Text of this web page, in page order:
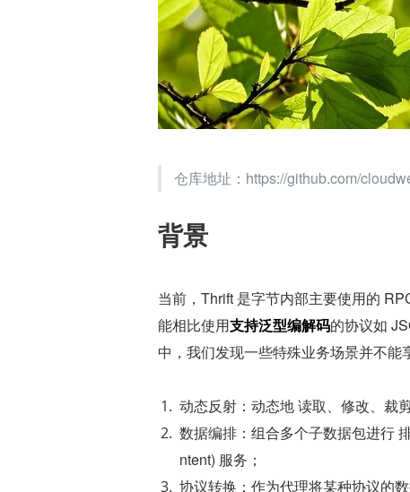
仓库地址：https://github.com/
背景
当前，Thrift 是字节内部主要使用的
能相比使用支持泛型编解码的协议如
中，我们发现一些特殊业务场景并不能
动态反射：动态地 读取、修改、裁
数据编排：组合多个子数据包进行
ntent) 服务；
协议转换：作为代理将某种协议的